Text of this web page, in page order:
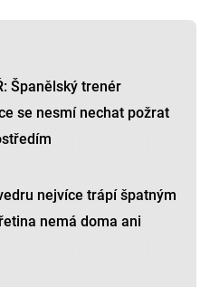
Španělský trenér
se nesmí nechat požrat
nejvíce trápí špatným
nemá doma ani